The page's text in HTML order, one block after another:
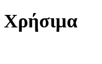
Χρήσιμα